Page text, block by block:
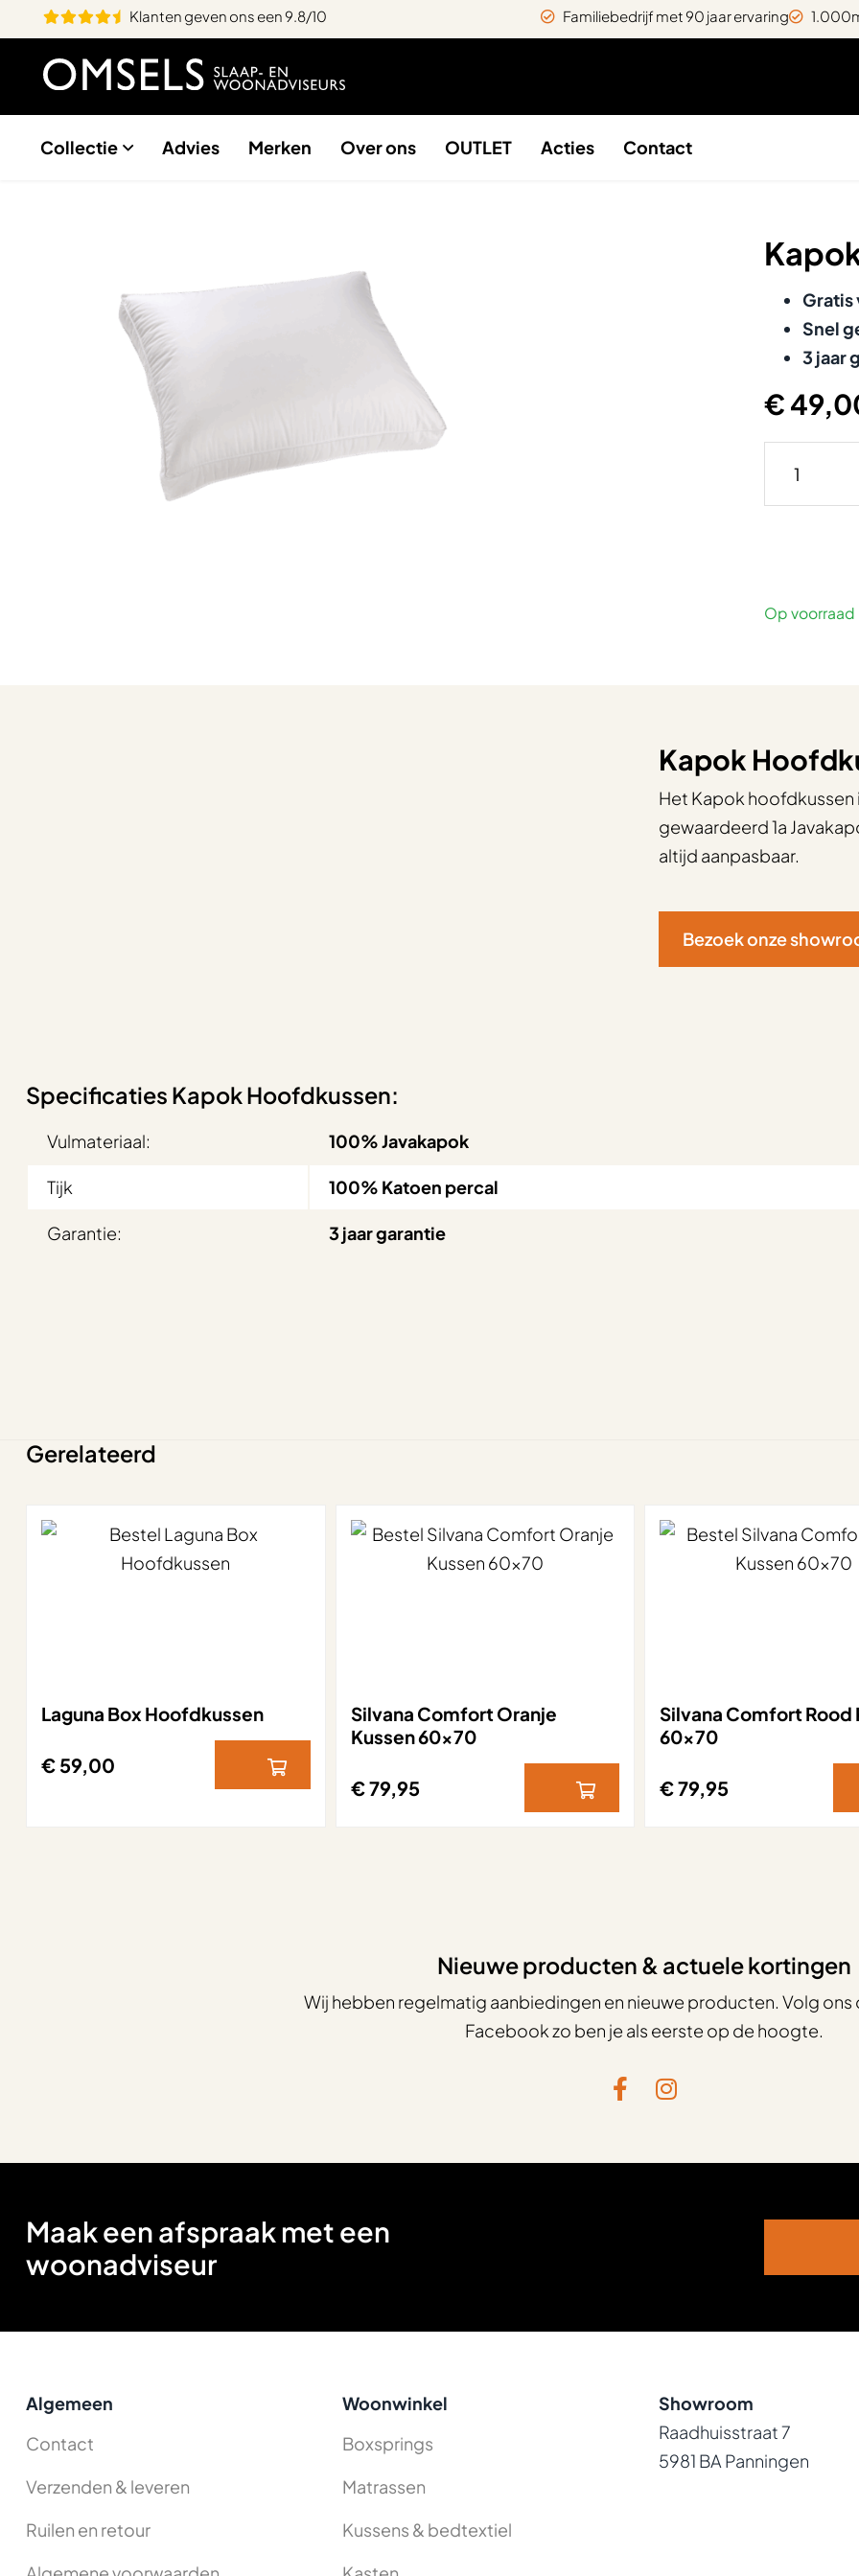
Klanten geven ons een 9.8/10 Familiebedrijf met 90 jaar ervaring
Collectie Advies Merken Over ons OUTLET Acties Contact
Gratis
Snel
3 jaar
€
Op voorraad
Kapok
Het Kapok hoofdkussen
gewaardeerd 1a
altijd aanpasbaar.
Bezoek onze
Specificaties Kapok Hoofdkussen:
Vulmateriaal: 100% Javakapok
Tijk 100% Katoen percal
Garantie: 3 jaar garantie
Gerelateerd
Laguna Box Hoofdkussen
€ 59,00
Silvana Comfort Oranje
Kussen 60×70
€ 79,95
Silvana Comfort Rood
60×70
€ 79,95
Nieuwe producten & actuele kortingen
Wij hebben regelmatig aanbiedingen en nieuwe producten. Volg ons
Facebook zo ben je als eerste op de hoogte.
Maak een afspraak met een
woonadviseur
Algemeen
Contact
Verzenden & leveren
Ruilen en retour
Woonwinkel
Boxsprings
Matrassen
Kussens & bedtextiel
Showroom
Raadhuisstraat 7
5981 BA Panningen